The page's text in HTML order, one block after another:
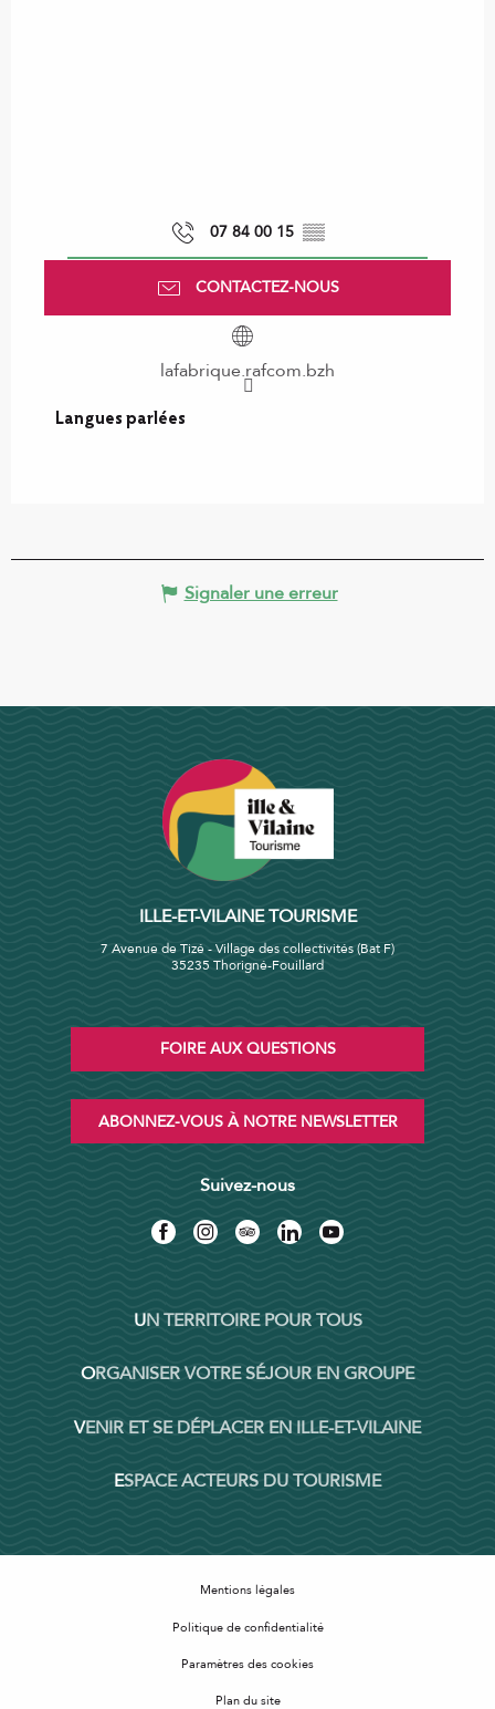
07 84 00 15 ▒▒
CONTACTEZ-NOUS
lafabrique.rafcom.bzh
Langues parlées
Langues parlées
Signaler une erreur
ILLE-ET-VILAINE TOURISME
7 Avenue de Tizé - Village des collectivités (Bat F)
35235 Thorigné-Fouillard
FOIRE AUX QUESTIONS
ABONNEZ-VOUS À NOTRE NEWSLETTER
Suivez-nous
UN TERRITOIRE POUR TOUS
ORGANISER VOTRE SÉJOUR EN GROUPE
VENIR ET SE DÉPLACER EN ILLE-ET-VILAINE
ESPACE ACTEURS DU TOURISME
Mentions légales
Politique de confidentialité
Paramètres des cookies
Plan du site